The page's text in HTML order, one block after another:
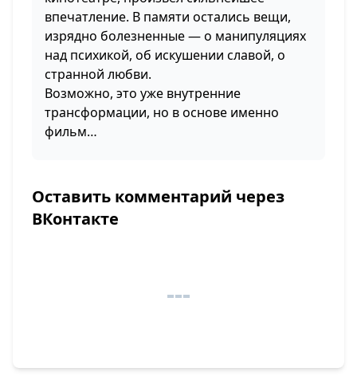
впечатление. В памяти остались вещи,
изрядно болезненные — о манипуляциях
над психикой, об искушении славой, о
странной любви.
Возможно, это уже внутренние
трансформации, но в основе именно
фильм…
Оставить комментарий через
ВКонтакте